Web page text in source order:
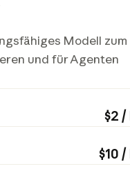
Modell zum
und für Agenten
$2 /
$10 /